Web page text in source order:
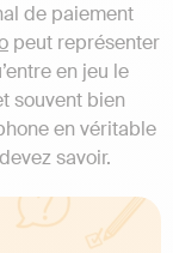
de paiement
peut représenter
en jeu le
souvent bien
en véritable
savoir.